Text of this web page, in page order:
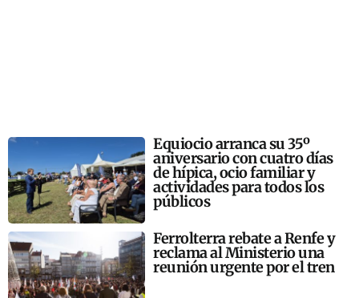
Equiocio arranca su 35º
aniversario con cuatro días
de hípica, ocio familiar y
actividades para todos los
públicos
Ferrolterra rebate a Renfe y
reclama al Ministerio una
reunión urgente por el tren